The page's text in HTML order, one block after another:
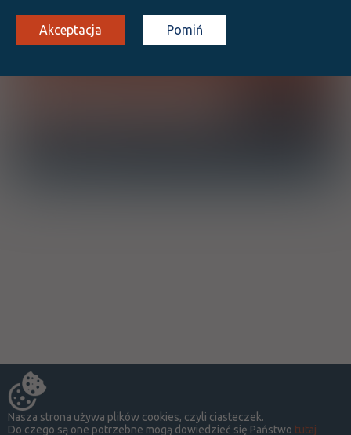
Wyślij do nas nazwę produktu, którego nie
znalazłeś, a dodamy go do naszej bazy
NAZWA PRODUKTU
Nasza strona używa plików cookies, czyli ciasteczek.
Do czego są one potrzebne mogą dowiedzieć się Państwo tutaj
Akceptacja Pomiń